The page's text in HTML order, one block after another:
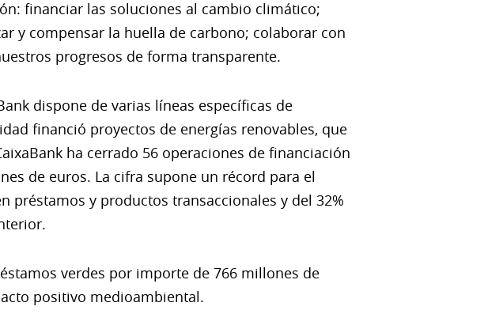
financiar las soluciones al cambio climático;
y compensar la huella de carbono; colaborar con
progresos de forma transparente.
dispone de varias líneas específicas de
financió proyectos de energías renovables, que
ha cerrado 56 operaciones de financiación
de euros. La cifra supone un récord para el
préstamos y productos transaccionales y del 32%
verdes por importe de 766 millones de
positivo medioambiental.